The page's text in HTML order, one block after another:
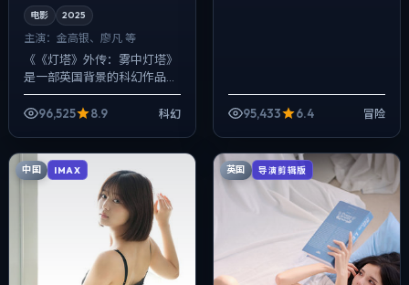
电影 2025
主演： 金高银、廖凡 等
《《灯塔》外传：雾中灯塔》
是一部英国背景的科幻作品，
2025年公映，由宁浩执导，
金高银、廖凡、佛罗伦斯·皮尤
96,525 8.9 科幻 95,433 6.4 冒险
中国 IMAX 英国 导演剪辑版